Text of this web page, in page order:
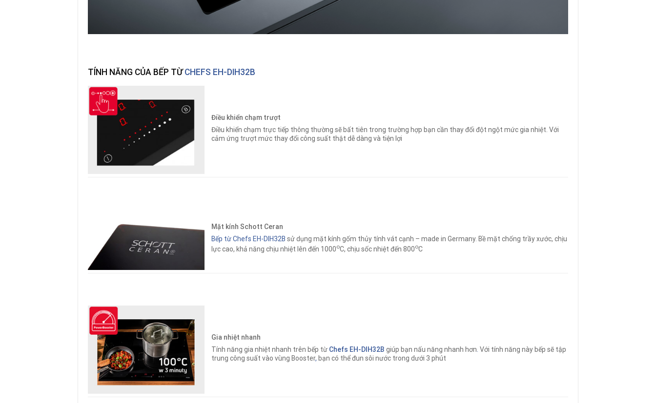
TÍNH NĂNG CỦA BẾP TỪCHEFS EH-DIH32B
Điều khiển chạm trượt
Điều khiển chạm trực tiếp thông thường sẽ bất tiên trong trường hợp bạn cần thay đổi đột ngột mức gia nhiệt. Với
cảm ứng trượt mức thay đổi công suất thật dễ dàng và tiện lợi
Mặt kính Schott Ceran
Bếp từ Chefs EH-DIH32B sử dụng mặt kính gốm thủy tính vát cạnh – made in Germany. Bề mặt chống trầy xước, chịu
lực cao, khả năng chịu nhiệt lên đến 1000oC, chịu sốc nhiệt đến 800oC
Gia nhiệt nhanh
Tính năng gia nhiệt nhanh trên bếp từ Chefs EH-DIH32B giúp bạn nấu năng nhanh hơn Với tính năng này bếp sẽ tập
trung công suất vào vùng Booster, bạn có thể đun sôi nước trong dưới 3 phút